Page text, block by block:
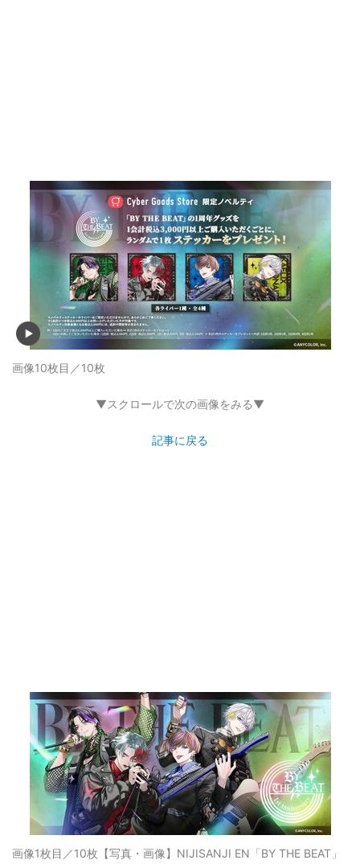
画像10枚目／10枚
▼スクロールで次の画像をみる▼
記事に戻る
画像1枚目／10枚 【写真・画像】NIJISANJI EN「BY THE BEAT」